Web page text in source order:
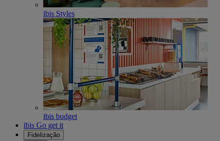
ibis Styles
ibis budget
ibis Go get it
Fidelização